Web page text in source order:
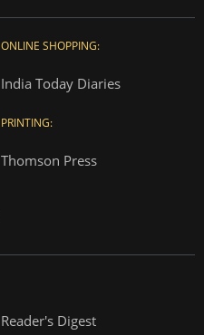
ONLINE SHOPPING:
India Today Diaries
PRINTING:
Thomson Press
Reader's Digest